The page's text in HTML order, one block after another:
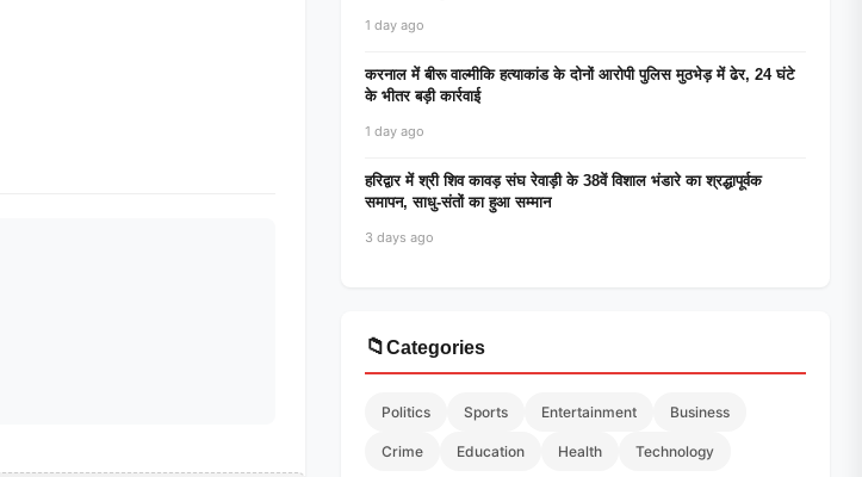
1 day ago
करनाल में बीरू वाल्मीकि हत्याकांड के दोनों आरोपी पुलिस मुठभेड़ में ढेर, 24 घंटे
के भीतर बड़ी कार्रवाई
1 day ago
हरिद्वार में श्री शिव कावड़ संघ रेवाड़ी के 38वें विशाल भंडारे का श्रद्धापूर्वक
समापन, साधु-संतों का हुआ सम्मान
3 days ago
📁Categories
Politics Sports Entertainment Business
Crime Education Health Technology